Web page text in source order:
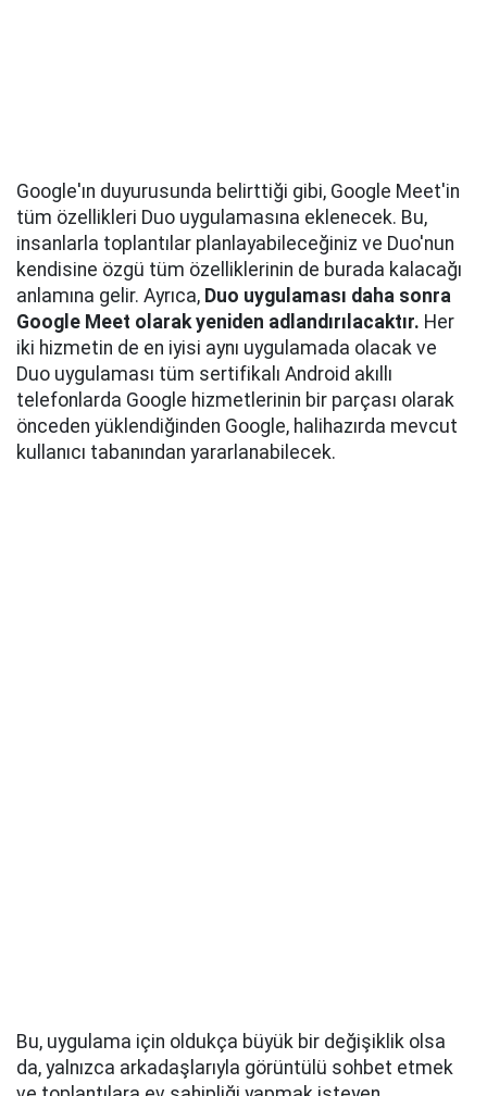
Google'ın duyurusunda belirttiği gibi, Google Meet'in
tüm özellikleri Duo uygulamasına eklenecek. Bu,
insanlarla toplantılar planlayabileceğiniz ve Duo'nun
kendisine özgü tüm özelliklerinin de burada kalacağı
anlamına gelir. Ayrıca, Duo uygulaması daha sonra
Google Meet olarak yeniden adlandırılacaktır. Her
iki hizmetin de en iyisi aynı uygulamada olacak ve
Duo uygulaması tüm sertifikalı Android akıllı
telefonlarda Google hizmetlerinin bir parçası olarak
önceden yüklendiğinden Google, halihazırda mevcut
kullanıcı tabanından yararlanabilecek.
Bu, uygulama için oldukça büyük bir değişiklik olsa
da, yalnızca arkadaşlarıyla görüntülü sohbet etmek